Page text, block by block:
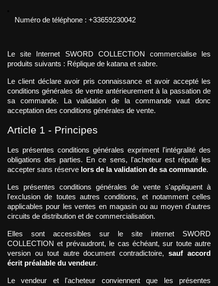
Numéro de téléphone : +33659230042
Le site Internet SWORD COLLECTION commercialise les
produits suivants : Réplique de katana et sabre.
Le client déclare avoir pris connaissance et avoir accepté les
conditions générales de vente antérieurement à la passation de
sa commande. La validation de la commande vaut donc
acceptation des conditions générales de vente.
Article 1 - Principes
Les présentes conditions générales expriment l'intégralité des
obligations des parties. En ce sens, l'acheteur est réputé les
accepter sans réserve lors de la validation de sa commande.
Les présentes conditions générales de vente s'appliquent à
l'exclusion de toutes autres conditions, et notamment celles
applicables pour les ventes en magasin ou au moyen d'autres
circuits de distribution et de commercialisation.
Elles sont accessibles sur le site internet SWORD
COLLECTION et prévaudront, le cas échéant, sur toute autre
version ou tout autre document contradictoire, sauf accord
écrit préalable du vendeur.
Le vendeur et l'acheteur conviennent que les présentes